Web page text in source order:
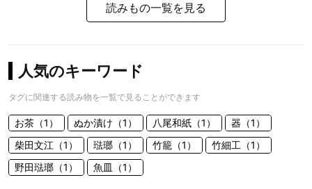
読みもの一覧を見る
人気のキーワード
タグに関連する読み物を一覧で見ることができます
お茶（1） ぬか漬け（1） 八尾和紙（1）
器（1）
柴田文江（1）
琺瑯（1） 竹籠（1）
竹細工（1）
野田琺瑯（1）
魚皿（1）